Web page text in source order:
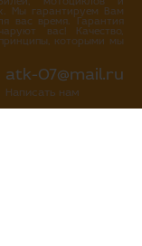
мотоциклов и
Мы гарантируем Вам
вас время. Гарантия
вас! Качество,
которыми мы
atk-07@mail.ru
Написать нам